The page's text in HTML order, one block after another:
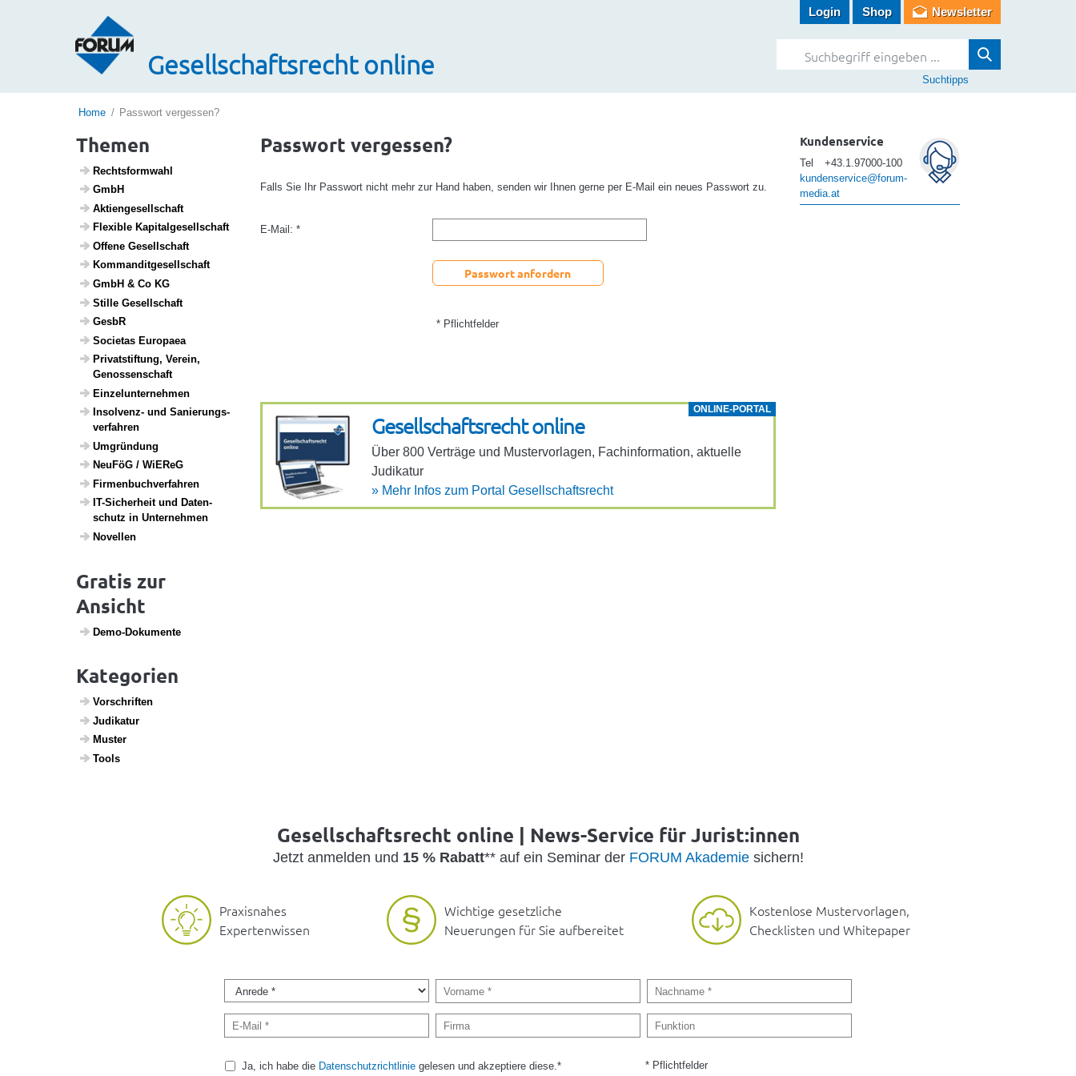
Gesellschaftsrecht online
Login Shop Newsletter
Suchtipps
Home Passwort vergessen?
Themen
Rechts­form­wahl
GmbH
Akti­en­ge­sell­schaft
Flexible Kapi­tal­ge­sell­schaft
Offene Gesell­schaft
Komman­dit­ge­sell­schaft
GmbH & Co KG
Stille Gesell­schaft
GesbR
Soci­etas Euro­paea
Privat­stif­tung, Verein,
Genos­sen­schaft
Einzel­un­ter­nehmen
Insol­venz- und Sanie­rungs­
ver­fahren
Umgrün­dung
NeuFöG / WiEReG
Firmen­buch­ver­fahren
IT-Sicher­heit und Daten­
schutz in Unter­nehmen
Novellen
Gratis zur
Ansicht
Demo-Doku­mente
Kategorien
Vorschriften
Judi­katur
Muster
Tools
Passwort vergessen?
Falls Sie Ihr Passwort nicht mehr zur Hand haben, senden wir Ihnen gerne per E-Mail ein neues Passwort zu.
E-Mail: *
Passwort anfordern
* Pflichtfelder
ONLINE-PORTAL
Gesell­schafts­recht online
Über 800 Verträge und Muster­vor­lagen, Fach­in­for­ma­tion, aktu­elle
Judi­katur
» Mehr Infos zum Portal Gesell­schafts­recht
Kundenservice
Tel
+43.1.97000-100
kundenservice@forum-
media.at
Gesellschaftsrecht online | News-Service für Jurist:innen
Jetzt anmelden und 15 % Rabatt** auf ein Seminar der FORUM Akademiesichern!
Praxisnahes
Expertenwissen
Wichtige gesetzliche
Neuerungen für Sie aufbereitet
Kostenlose Mustervorlagen,
Checklisten und Whitepaper
Ja, ich habe die Datenschutzrichtliniegelesen und akzeptiere diese.* * Pflichtfelder